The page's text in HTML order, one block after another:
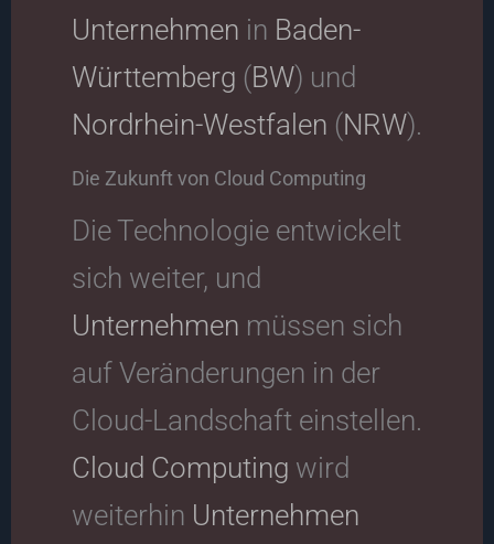
Unternehmen in Baden-
Württemberg (BW) und
Nordrhein-Westfalen (NRW).
Die Zukunft von Cloud Computing
Die Technologie entwickelt
sich weiter, und
Unternehmen müssen sich
auf Veränderungen in der
Cloud-Landschaft einstellen.
Cloud Computing wird
weiterhin Unternehmen